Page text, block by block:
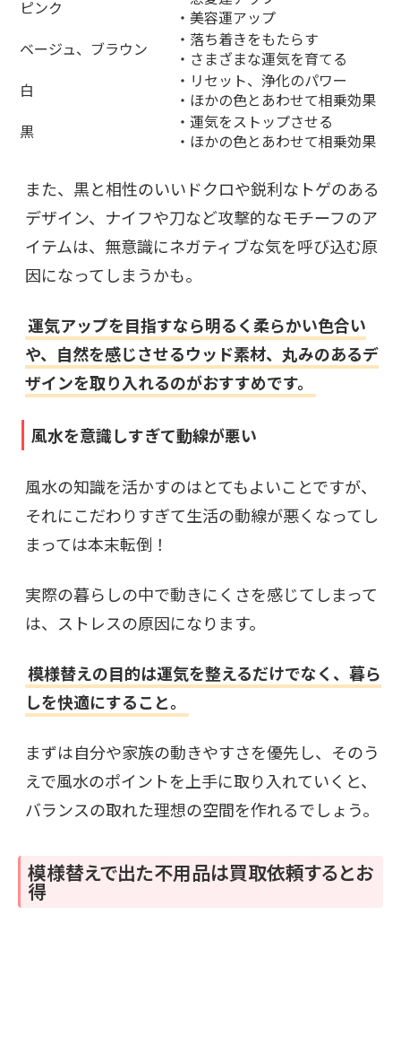
ピンク
・美容運アップ
ベージュ、ブラウン
・落ち着きをもたらす
・さまざまな運気を育てる
白
・リセット、浄化のパワー
・ほかの色とあわせて相乗効果
黒
・運気をストップさせる
・ほかの色とあわせて相乗効果
また、黒と相性のいいドクロや鋭利なトゲのある
デザイン、ナイフや刀など攻撃的なモチーフのア
イテムは、無意識にネガティブな気を呼び込む原
因になってしまうかも。
運気アップを目指すなら明るく柔らかい色合い
や、自然を感じさせるウッド素材、丸みのあるデ
ザインを取り入れるのがおすすめです。
風水を意識しすぎて動線が悪い
風水の知識を活かすのはとてもよいことですが、
それにこだわりすぎて生活の動線が悪くなってし
まっては本末転倒！
実際の暮らしの中で動きにくさを感じてしまって
は、ストレスの原因になります。
模様替えの目的は運気を整えるだけでなく、暮ら
しを快適にすること。
まずは自分や家族の動きやすさを優先し、そのう
えで風水のポイントを上手に取り入れていくと、
バランスの取れた理想の空間を作れるでしょう。
模様替えで出た不用品は買取依頼するとお
得